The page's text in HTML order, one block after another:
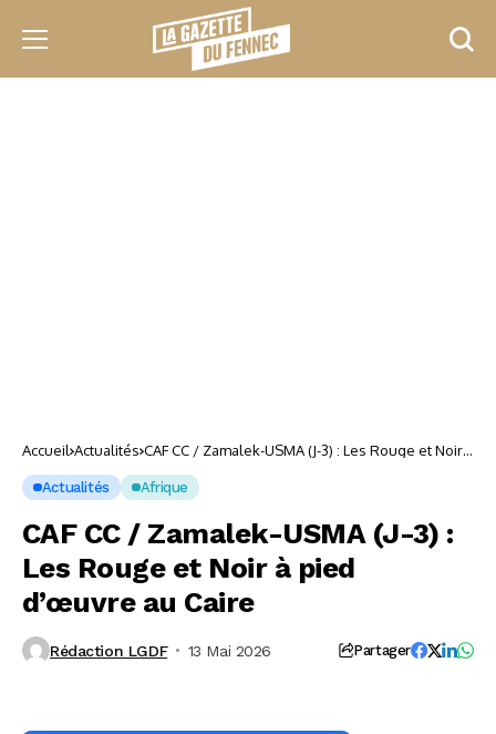
Accueil Actualités CAF CC / Zamalek-USMA (J-3) : Les Rouge et Noir à
Actualités Afrique
CAF CC / Zamalek-USMA (J-3) :
Les Rouge et Noir à pied
d’œuvre au Caire
Rédaction LGDF 13 Mai 2026 Partager